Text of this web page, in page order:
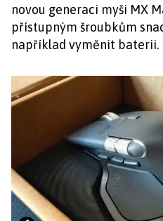
novou generaci myši MX
přístupným šroubkům
například vyměnit baterii.